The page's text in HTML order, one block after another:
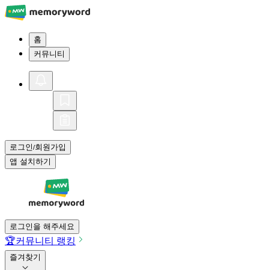
홈
커뮤니티
로그인/회원가입
앱 설치하기
로그인을 해주세요
🏆커뮤니티 랭킹
즐겨찾기